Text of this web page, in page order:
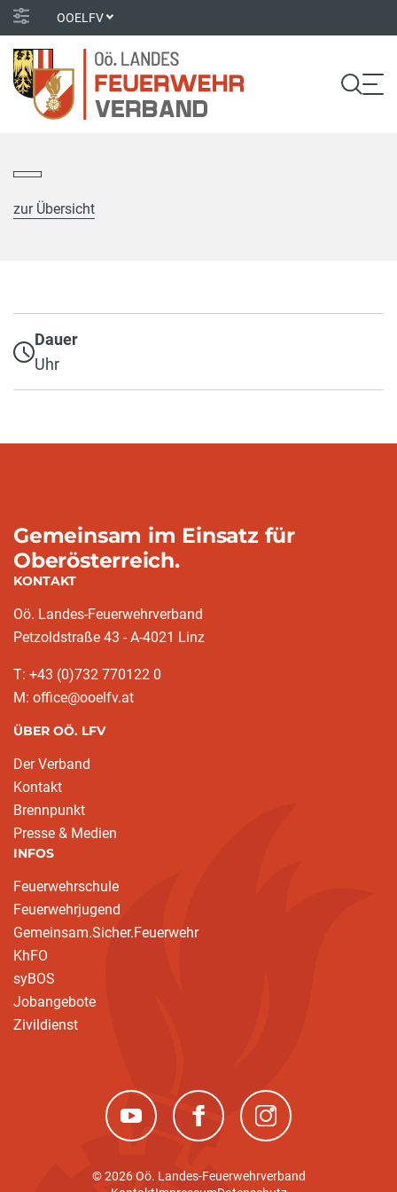
OOELFV
zur Übersicht
Dauer
Uhr
Gemeinsam im Einsatz für
Oberösterreich.
KONTAKT
Oö. Landes-Feuerwehrverband
Petzoldstraße 43 - A-4021 Linz
T: +43 (0)732 770122 0
M: office@ooelfv.at
ÜBER OÖ. LFV
Der Verband
Kontakt
Brennpunkt
Presse & Medien
INFOS
Feuerwehrschule
Feuerwehrjugend
Gemeinsam.Sicher.Feuerwehr
KhFO
syBOS
Jobangebote
Zivildienst
(neues Fenster)(neues Fenster)(neues Fenster)
© 2026 Oö. Landes-Feuerwehrverband